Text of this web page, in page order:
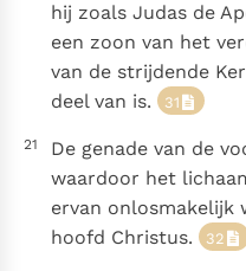
hij zoals Judas de
een zoon van het
van de strijdende
deel van is. 31
21
De genade van de
waardoor het
ervan
hoofd Christus. 32